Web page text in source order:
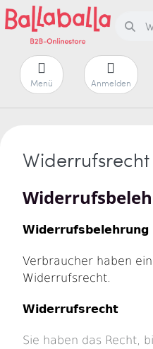
Menü Anmelden
Widerrufsrecht
Widerrufsbelehrung
Verbraucher haben
Widerrufsrecht.
Widerrufsrecht
Sie haben das Recht,